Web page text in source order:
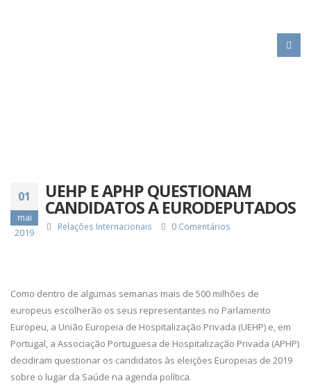
01
mai
2019
UEHP E APHP QUESTIONAM
CANDIDATOS A EURODEPUTADOS
Relações Internacionais 0 Comentários
Como dentro de algumas semanas mais de 500 milhões de
europeus escolherão os seus representantes no Parlamento
Europeu, a União Europeia de Hospitalização Privada (UEHP) e, em
Portugal, a Associação Portuguesa de Hospitalização Privada (APHP)
decidiram questionar os candidatos às eleições Europeias de 2019
sobre o lugar da Saúde na agenda política.